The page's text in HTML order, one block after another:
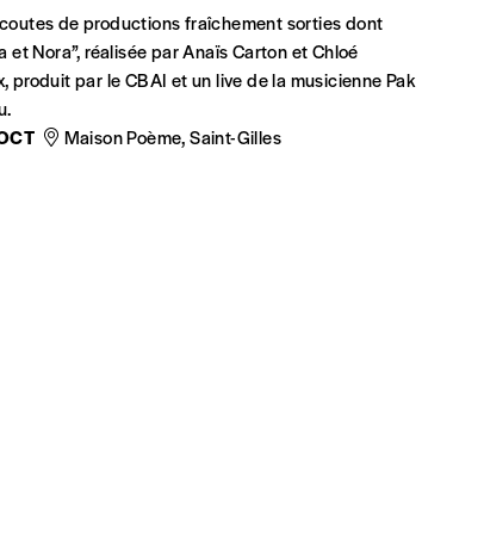
de productions fraîchement sorties dont
et Nora”, réalisée par Anaïs Carton et Chloé
produit par le CBAI et un live de la musicienne Pak
Maison Poème, Saint-Gilles